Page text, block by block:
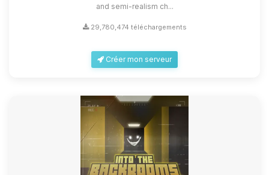
and semi-realism ch...
29,780,474 téléchargements
Créer mon serveur
09/08/2026 à 05:35